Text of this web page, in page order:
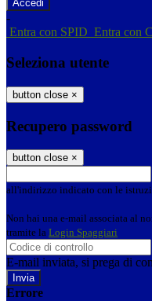
-
Entra con SPID Entra con
Seleziona utente
button close ×
Recupero password
button close ×
all'indirizzo indicato con le
Non hai una e-mail associata al
tramite la Login Spaggiari
E-mail inviata, si prega di
Errore